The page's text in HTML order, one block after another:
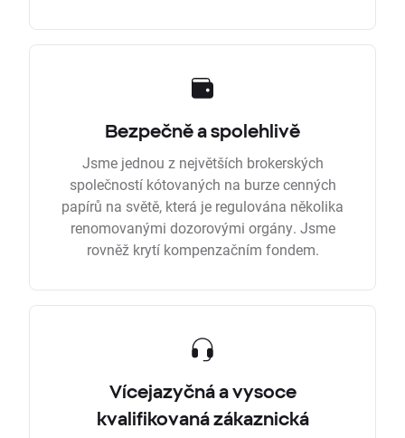
Bezpečně a spolehlivě
Jsme jednou z největších brokerských
společností kótovaných na burze cenných
papírů na světě, která je regulována několika
renomovanými dozorovými orgány. Jsme
rovněž krytí kompenzačním fondem.
Vícejazyčná a vysoce
kvalifikovaná zákaznická